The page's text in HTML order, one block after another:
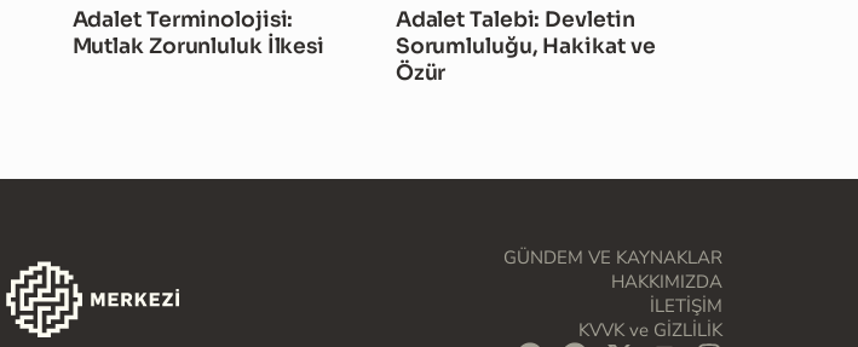
Adalet Terminolojisi:
Mutlak Zorunluluk İlkesi
Adalet Talebi: Devletin
Sorumluluğu, Hakikat ve
Özür
GÜNDEM VE KAYNAKLAR
HAKKIMIZDA
İLETİŞİM
KVVK ve GİZLİLİK